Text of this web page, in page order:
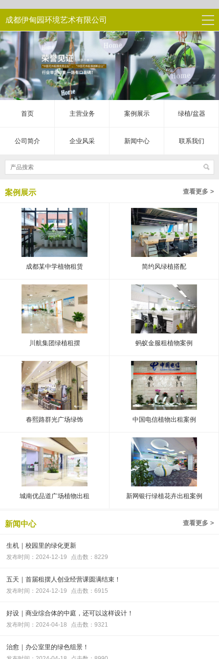
成都伊甸园环境艺术有限公司
首页 主营业务 案例展示 绿植/盆器
公司简介 企业风采 新闻中心 联系我们
查看更多 >
案例展示
成都某中学植物租赁 简约风绿植搭配
川航集团绿植租摆 蚂蚁金服租植物案例
春熙路群光广场绿饰 中国电信植物出租案例
城南优品道广场植物出租 新网银行绿植花卉出租案例
查看更多 >
新闻中心
生机｜校园里的绿化更新
发布时间：2024-12-19 点击数：8229
五天｜首届租摆人创业经营课圆满结束！
发布时间：2024-12-19 点击数：6915
好设｜商业综合体的中庭，还可以这样设计！
发布时间：2024-04-18 点击数：9321
治愈｜办公室里的绿色组景！